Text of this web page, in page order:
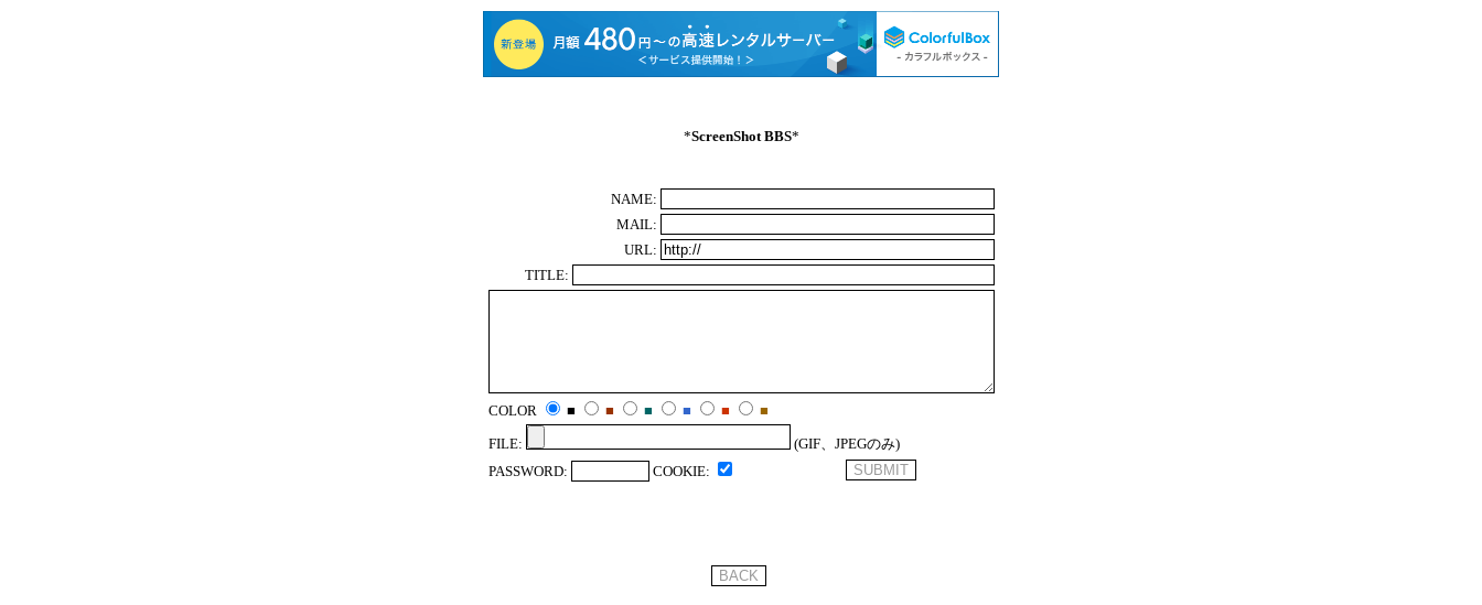
*ScreenShot BBS*
NAME:
MAIL:
URL:
TITLE:
COLOR ■ ■ ■ ■ ■
■
FILE:
(GIF、JPEGのみ)
PASSWORD:
COOKIE: